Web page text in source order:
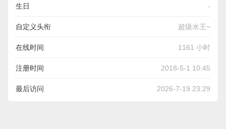
生日 -
自定义头衔 超级水王~
在线时间 1161 小时
注册时间 2018-5-1 10:45
最后访问 2026-7-19 23:29